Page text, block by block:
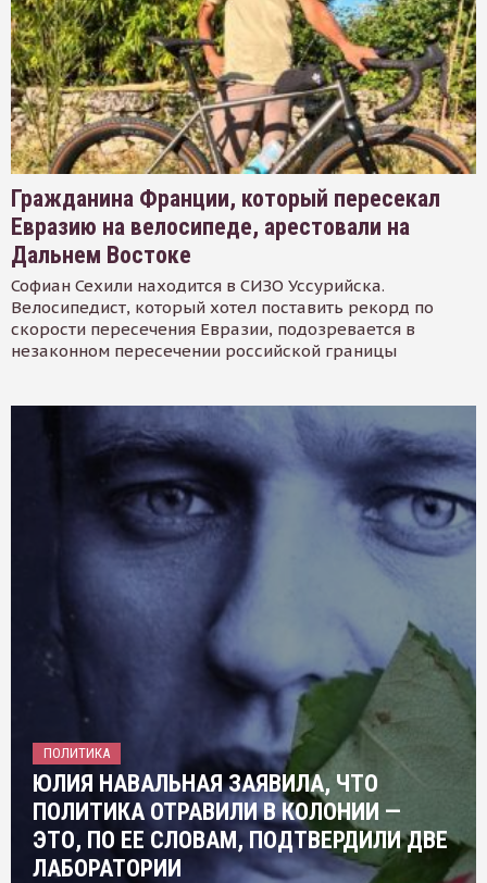
Гражданина Франции, который пересекал
Евразию на велосипеде, арестовали на
Дальнем Востоке
Софиан Сехили находится в СИЗО Уссурийска.
Велосипедист, который хотел поставить рекорд по
скорости пересечения Евразии, подозревается в
незаконном пересечении российской границы
ПОЛИТИКА
ЮЛИЯ НАВАЛЬНАЯ ЗАЯВИЛА, ЧТО
ПОЛИТИКА ОТРАВИЛИ В КОЛОНИИ —
ЭТО, ПО ЕЕ СЛОВАМ, ПОДТВЕРДИЛИ ДВЕ
ЛАБОРАТОРИИ